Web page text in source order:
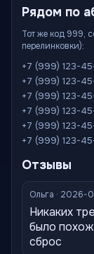
Рядом по
Тот же код 999,
перелинковки):
+7 (999) 123-
+7 (999) 123-
+7 (999) 123-
+7 (999) 123-
+7 (999) 123-
+7 (999) 123-
Отзывы
Ольга · 2026-
Никаких
было
сброс